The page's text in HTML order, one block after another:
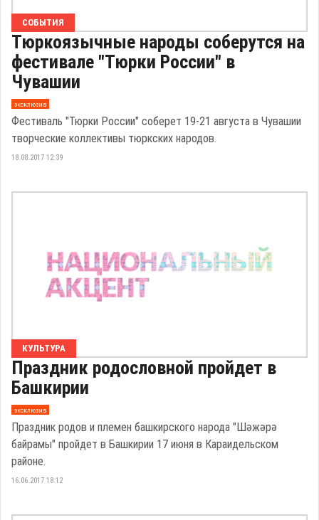
СОБЫТИЯ
Тюркоязычные народы соберутся на
фестивале "Тюрки России" в
Чувашии
эксклюзив
Фестиваль "Тюрки России" соберет 19-21 августа в Чувашии
творческие коллективы тюркских народов.
18.08.2017 12:39
КУЛЬТУРА
Праздник родословной пройдет в
Башкирии
эксклюзив
Праздник родов и племен башкирского народа "Шәжәрә
байрамы" пройдет в Башкирии 17 июня в Караидельском
районе.
16.06.2017 18:12